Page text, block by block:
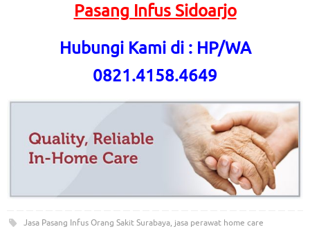
Pasang Infus Sidoarjo
Hubungi Kami di : HP/WA
0821.4158.4649
Jasa Pasang Infus Orang Sakit Surabaya, jasa perawat home care